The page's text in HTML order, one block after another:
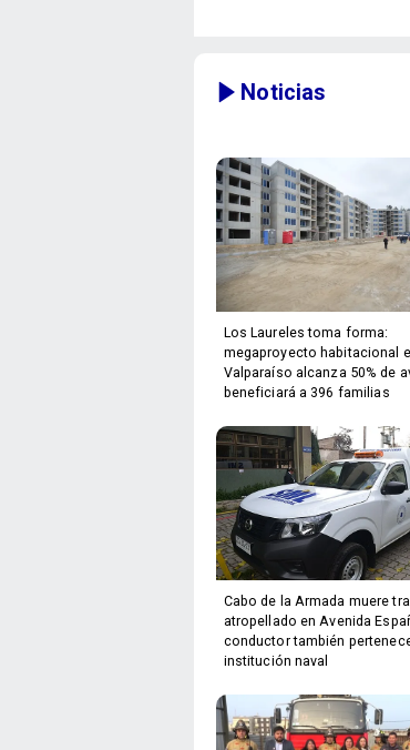
Noticias
Los Laureles toma forma:
megaproyecto habitacional
Valparaíso alcanza 50% de
beneficiará a 396 familias
Cabo de la Armada muere
atropellado en Avenida
conductor también
institución naval